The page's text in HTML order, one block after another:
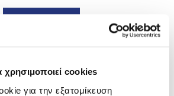
χρησιμοποιεί cookies
για την εξατομίκευση